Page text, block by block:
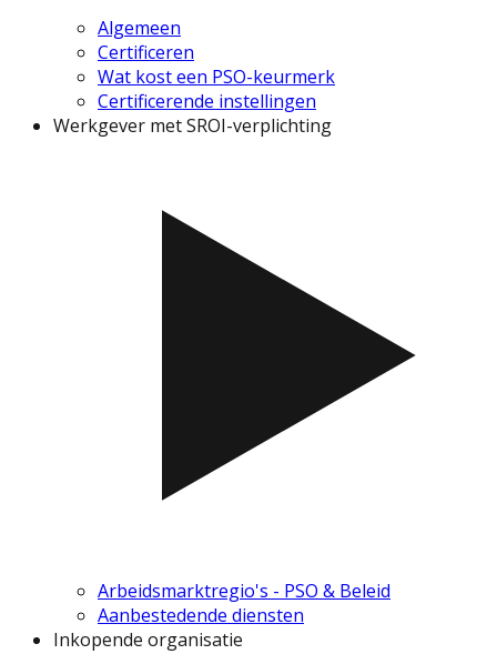
Algemeen
Certificeren
Wat kost een PSO-keurmerk
Certificerende instellingen
Werkgever met SROI-verplichting
Arbeidsmarktregio's - PSO & Beleid
Aanbestedende diensten
Inkopende organisatie